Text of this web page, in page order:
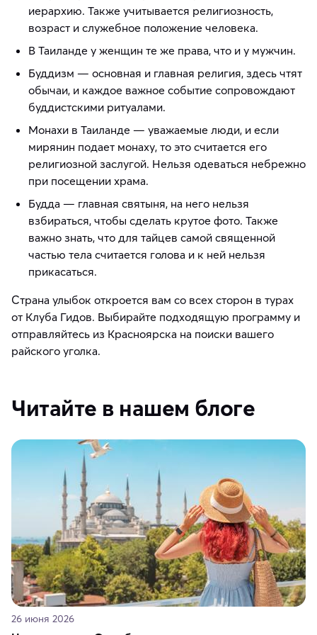
иерархию. Также учитывается религиозность,
возраст и служебное положение человека.
В Таиланде у женщин те же права, что и у мужчин.
Буддизм — основная и главная религия, здесь чтят
обычаи, и каждое важное событие сопровождают
буддистскими ритуалами.
Монахи в Таиланде — уважаемые люди, и если
мирянин подает монаху, то это считается его
религиозной заслугой. Нельзя одеваться небрежно
при посещении храма.
Будда — главная святыня, на него нельзя
взбираться, чтобы сделать крутое фото. Также
важно знать, что для тайцев самой священной
частью тела считается голова и к ней нельзя
прикасаться.
Страна улыбок откроется вам со всех сторон в турах
от Клуба Гидов. Выбирайте подходящую программу и
отправляйтесь из Красноярска на поиски вашего
райского уголка.
Читайте в нашем блоге
26 июня 2026